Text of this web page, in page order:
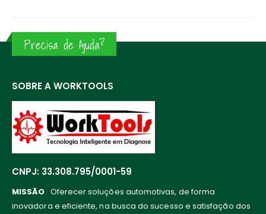
Precisa de Ajuda?
SOBRE A WORKTOOLS
CNPJ: 33.308.795/0001-59
MISSÃO Oferecer soluções automotivas, de forma
inovadora e eficiente, na busca do sucesso e satisfação dos